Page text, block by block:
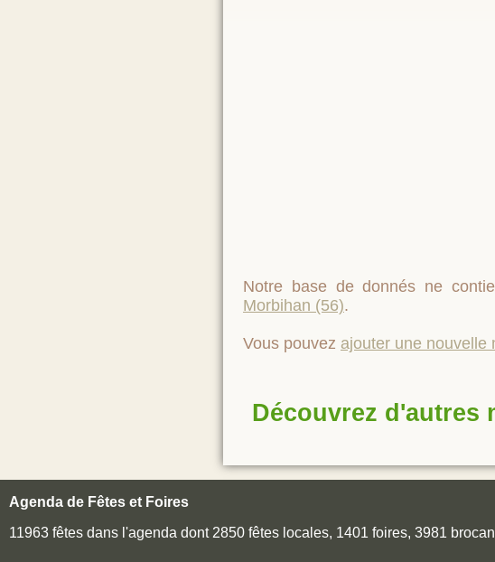
Notre base de donnés ne
Morbihan (56).
Vous pouvez ajouter une nouvelle
Découvrez d'autres
Agenda de Fêtes et Foires
11963 fêtes dans l'agenda dont 2850 fêtes locales, 1401 foires, 3981